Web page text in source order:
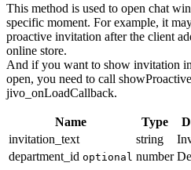
This method is used to open chat
specific moment. For example, it
proactive invitation after the client
online store.
And if you want to show invitation
open, you need to call
jivo_onLoadCallback.
Name Type
invitation_text
string
department_id optional number